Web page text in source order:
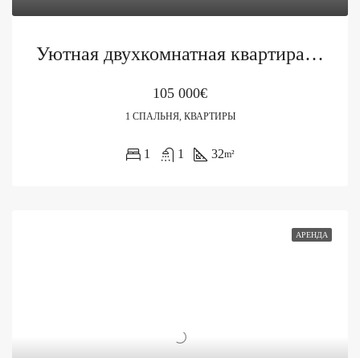
Уютная двухкомнатная квартира на продажу в Бечичи
105 000€
1 СПАЛЬНЯ, КВАРТИРЫ
1 1 32m²
АРЕНДА